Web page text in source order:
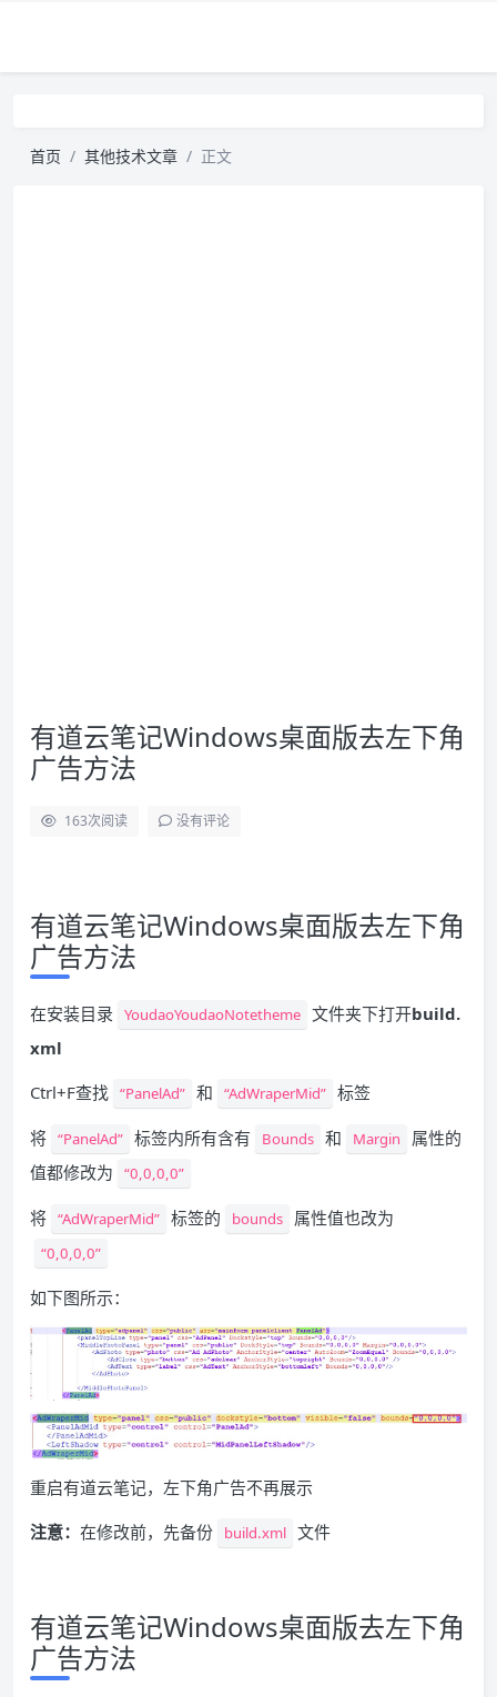
首页 其他技术文章 正文
有道云笔记Windows桌面版去左下角
广告方法
163次阅读 没有评论
有道云笔记Windows桌面版去左下角
广告方法
在安装目录 YoudaoYoudaoNotetheme 文件夹下打开build.
xml
Ctrl+F查找 “PanelAd” 和 “AdWraperMid” 标签
将 “PanelAd” 标签内所有含有 Bounds 和 Margin
属性的
值都修改为
“0,0,0,0”
将 “AdWraperMid” 标签的 bounds 属性值也改为
“0,0,0,0”
如下图所示：
重启有道云笔记，左下角广告不再展示
注意： 在修改前，先备份 build.xml 文件
有道云笔记Windows桌面版去左下角
广告方法